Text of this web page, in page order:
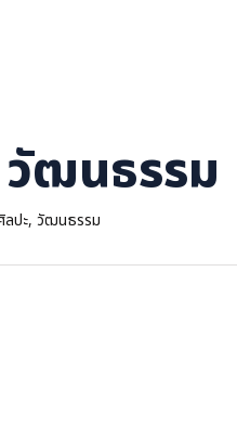
ฒนธรรม
ลปะ, วัฒนธรรม